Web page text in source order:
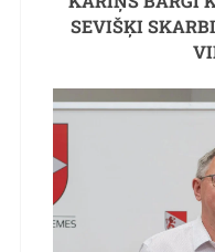
SEVIŠĶI